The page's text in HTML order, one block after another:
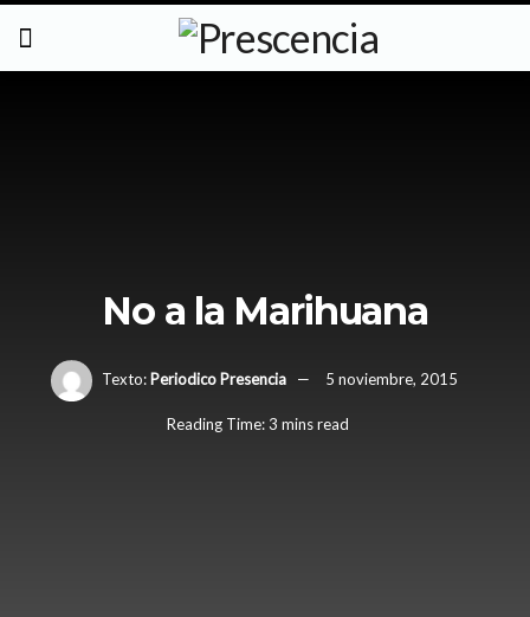
No a la Marihuana
Texto: Periodico Presencia 5 noviembre, 2015
Reading Time: 3 mins read